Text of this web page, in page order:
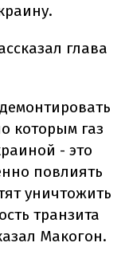
глава
которым газ
- это
повлиять
уничтожить
транзита
Макогон.